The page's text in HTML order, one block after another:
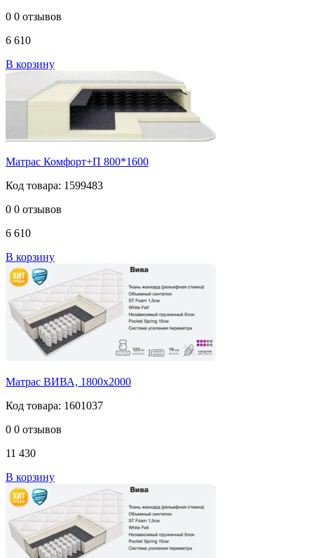
0 0 отзывов
6 610
В корзину
Матрас Комфорт+П 800*1600
Код товара: 1599483
0 0 отзывов
6 610
В корзину
Матрас ВИВА, 1800х2000
Код товара: 1601037
0 0 отзывов
11 430
В корзину